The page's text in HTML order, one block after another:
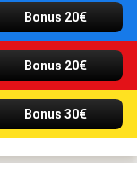
Bonus 20€
Bonus 20€
Bonus 30€